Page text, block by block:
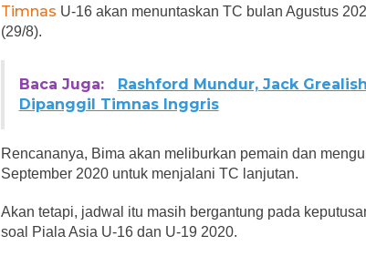
Timnas U-16 akan menuntaskan TC bulan Agustus
(29/8).
Baca Juga:
Rashford Mundur, Jack
Dipanggil Timnas Inggris
Rencananya, Bima akan meliburkan pemain dan
September 2020 untuk menjalani TC lanjutan.
Akan tetapi, jadwal itu masih bergantung pada
soal Piala Asia U-16 dan U-19 2020.